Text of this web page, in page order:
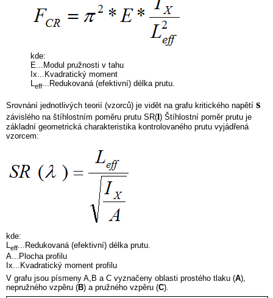
kde:
E...Modul pružnosti v tahu
Ix...Kvadratický moment
Leff...Redukovaná (efektivní) délka prutu.
Srovnání jednotlivých teorií (vzorců) je vidět na grafu kritického napětí s
závislého na štíhlostním poměru prutu SR(l) Štíhlostní poměr prutu je
základní geometrická charakteristika kontrolovaného prutu vyjádřená
vzorcem:
kde:
Leff...Redukovaná (efektivní) délka prutu.
A...Plocha profilu
Ix...Kvadratický moment profilu
V grafu jsou písmeny A,B a C vyznačeny oblasti prostého tlaku (A),
nepružného vzpěru (B) a pružného vzpěru (C).